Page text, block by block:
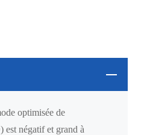
optimisée de
est négatif et grand à